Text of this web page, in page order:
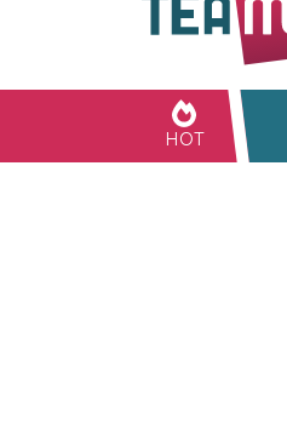
HOT